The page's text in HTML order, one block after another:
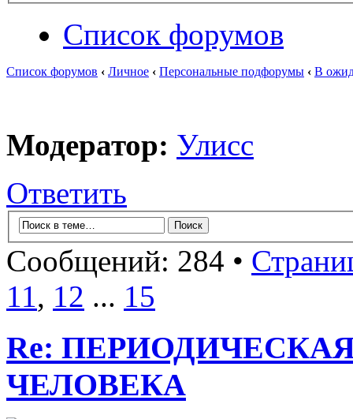
Список форумов
Список форумов ‹ Личное ‹ Персональные подфорумы ‹ В
Модератор: Улисс
Ответить
Сообщений: 284 •
11, 12 ... 15
Re:
ЧЕЛОВЕКА